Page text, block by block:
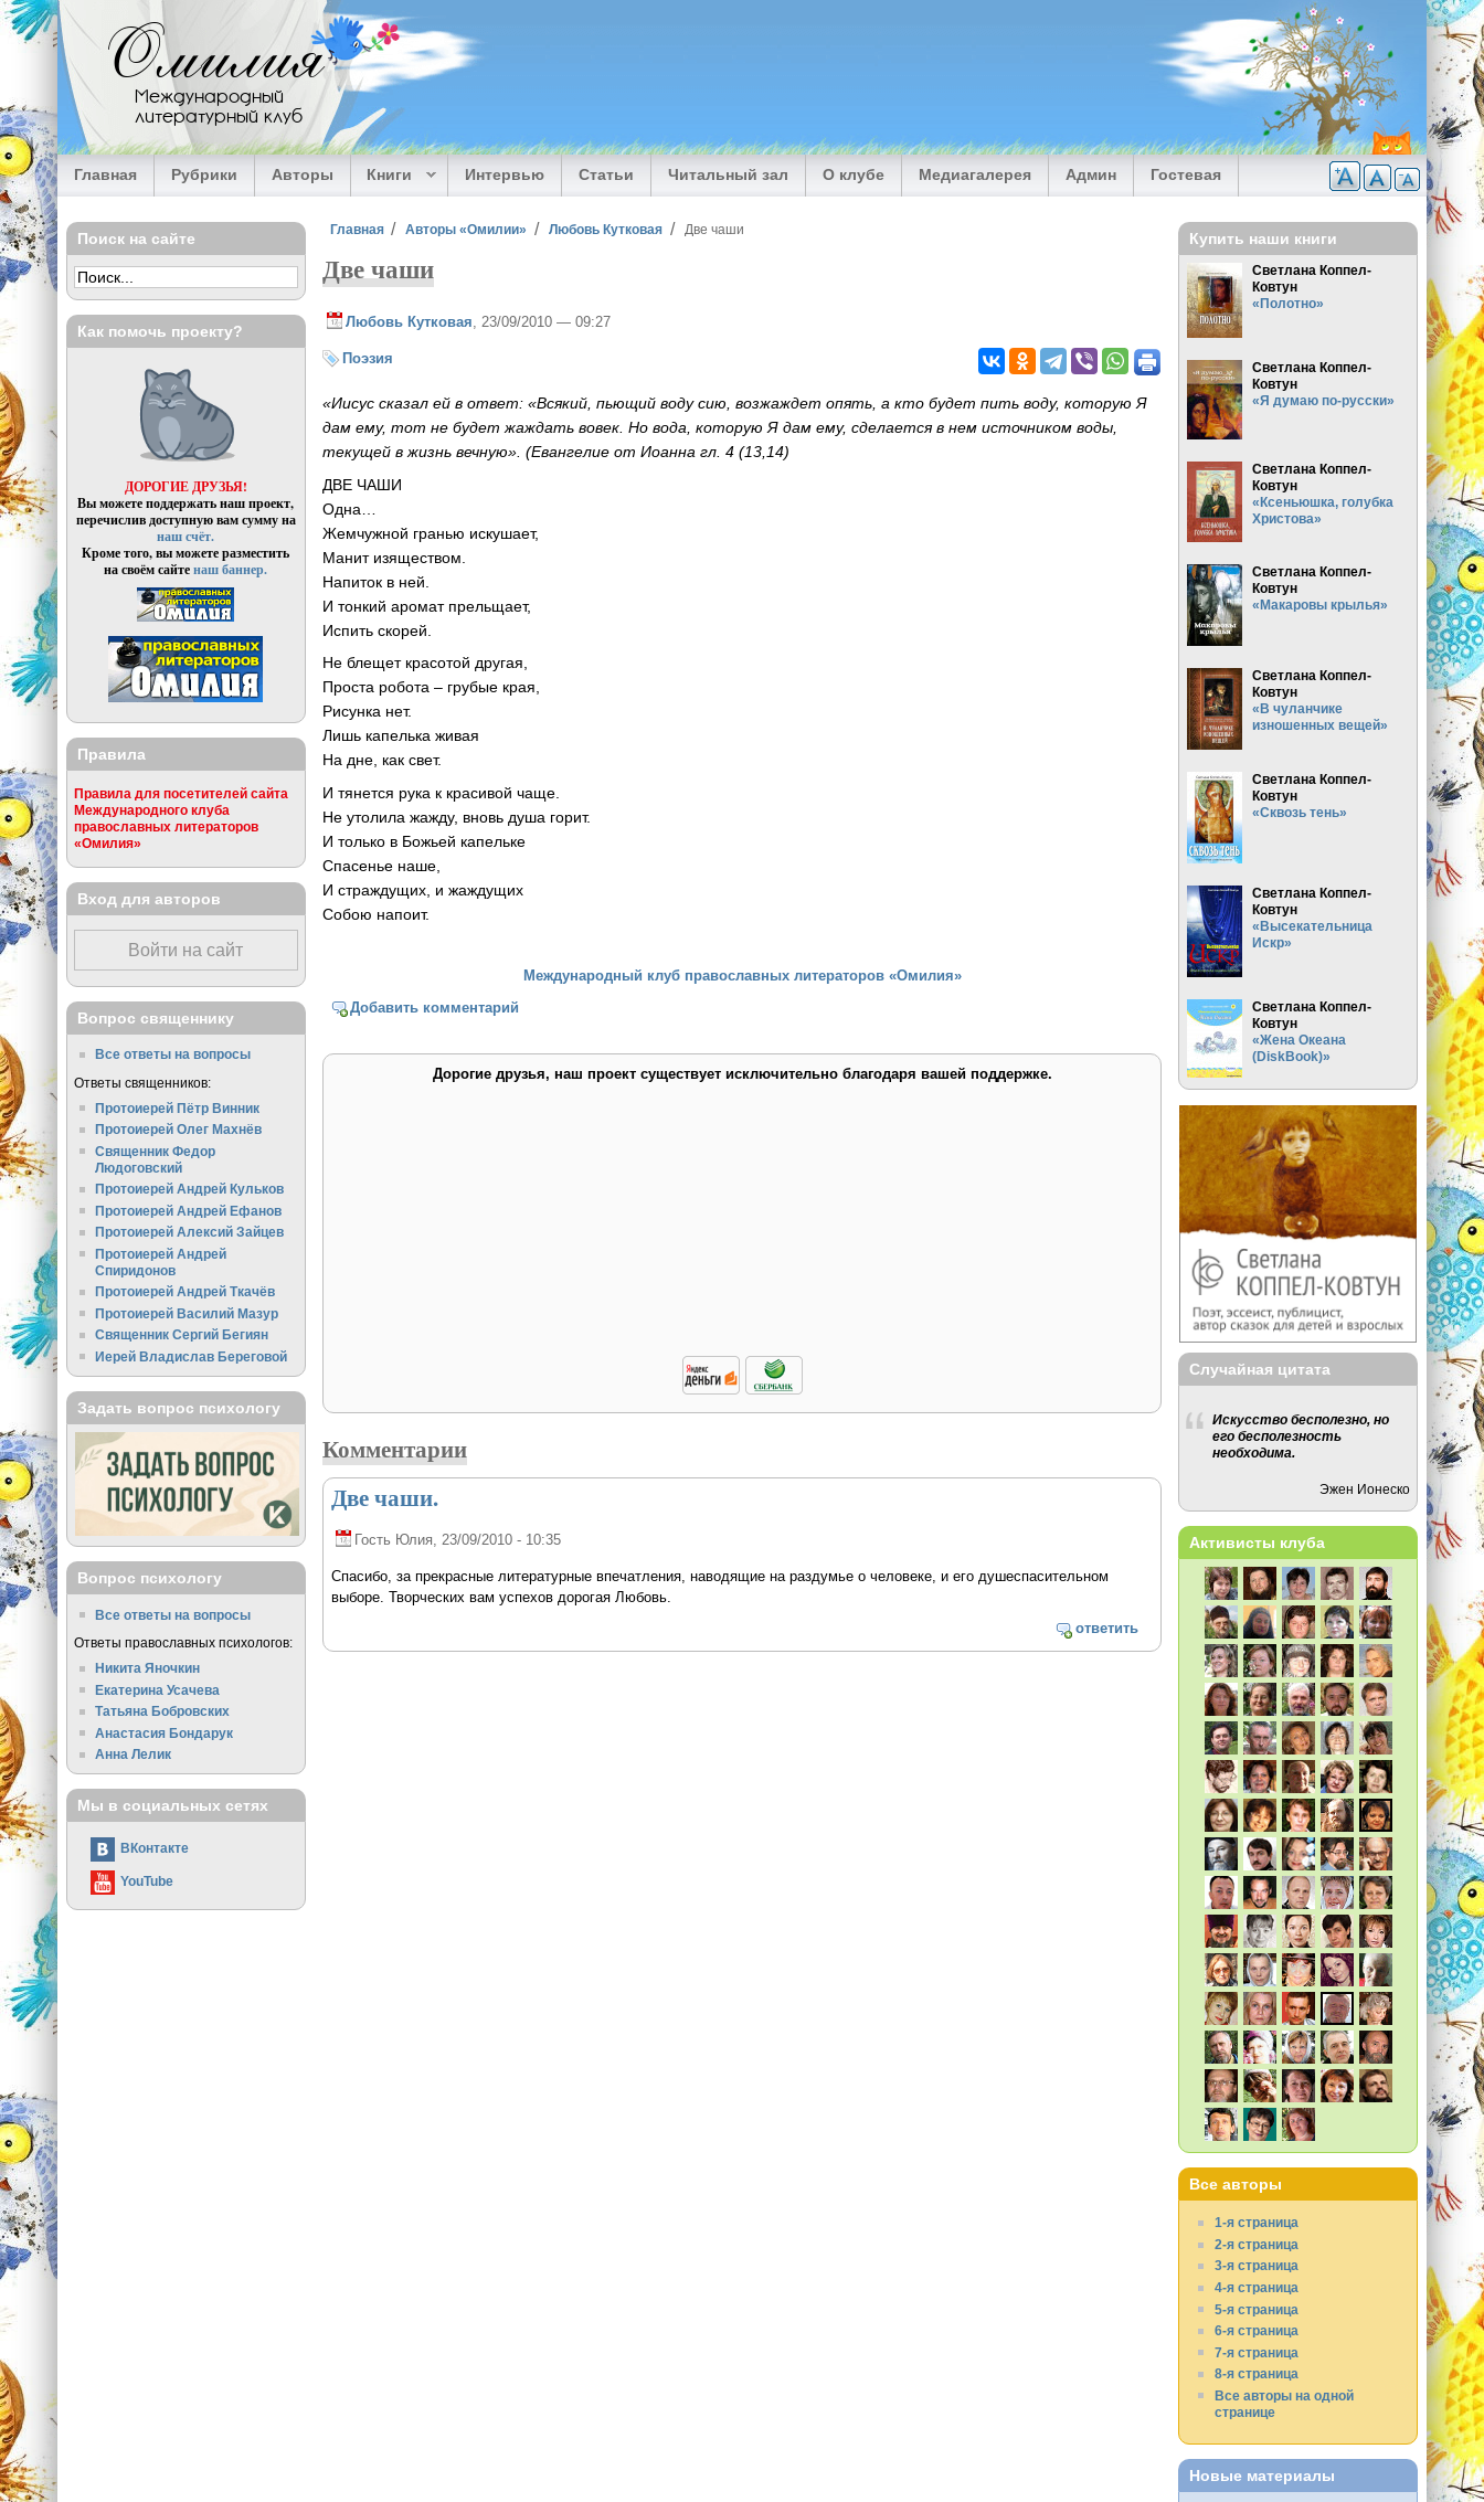
Перейти к основному содержанию
Омилия
Международный
литературный клуб
Главная Рубрики Авторы Книги Интервью Статьи Читальный зал О клубе Медиагалерея Админ Гостевая
Вы здесь
Главная Авторы «Омилии» Любовь Кутковая Две чаши
Две чаши
Любовь Кутковая , 23/09/2010 — 09:27
Поэзия
«Иисус сказал ей в ответ: «Всякий, пьющий воду сию, возжаждет опять, а кто будет пить воду, которую Я
дам ему, тот не будет жаждать вовек. Но вода, которую Я дам ему, сделается в нем источником воды,
текущей в жизнь вечную». (Евангелие от Иоанна гл. 4 (13,14)
ДВЕ ЧАШИ
Одна…
Жемчужной гранью искушает,
Манит изяществом.
Напиток в ней.
И тонкий аромат прельщает,
Испить скорей.
Не блещет красотой другая,
Проста робота – грубые края,
Рисунка нет.
Лишь капелька живая
На дне, как свет.
И тянется рука к красивой чаще.
Не утолила жажду, вновь душа горит.
И только в Божьей капельке
Спасенье наше,
И страждущих, и жаждущих
Собою напоит.
Международный клуб православных литераторов «Омилия»
Добавить комментарий
Дорогие друзья, наш проект существует исключительно благодаря вашей поддержке.
Комментарии
Две чаши.
Гость Юлия , 23/09/2010 - 10:35
Cпасибо, за прекрасные литературные впечатления, наводящие на раздумье о человеке, и его душеспасительном
выборе. Творческих вам успехов дорогая Любовь.
ответить
Поиск на сайте
Как помочь проекту?
ДОРОГИЕ ДРУЗЬЯ!
Вы можете поддержать наш проект,
перечислив доступную вам сумму на
наш счёт.
Кроме того, вы можете разместить
на своём сайтенаш баннер.
Правила
Правила для посетителей сайта
Международного клуба
православных литераторов
«Омилия»
Вход для авторов
Войти на сайт
Вопрос священнику
Все ответы на вопросы
Ответы священников:
Протоиерей Пётр Винник
Протоиерей Олег Махнёв
Священник Федор
Людоговский
Протоиерей Андрей Кульков
Протоиерей Андрей Ефанов
Протоиерей Алексий Зайцев
Протоиерей Андрей
Спиридонов
Протоиерей Андрей Ткачёв
Протоиерей Василий Мазур
Священник Сергий Бегиян
Иерей Владислав Береговой
Задать вопрос психологу
Вопрос психологу
Все ответы на вопросы
Ответы православных психологов:
Никита Яночкин
Екатерина Усачева
Татьяна Бобровских
Анастасия Бондарук
Анна Лелик
Мы в социальных сетях
ВКонтакте
YouTube
Купить наши книги
Светлана Коппел-
Ковтун
«Полотно»
Светлана Коппел-
Ковтун
«Я думаю по-русски»
Светлана Коппел-
Ковтун
«Ксеньюшка, голубка
Христова»
Светлана Коппел-
Ковтун
«Макаровы крылья»
Светлана Коппел-
Ковтун
«В чуланчике
изношенных вещей»
Светлана Коппел-
Ковтун
«Сквозь тень»
Светлана Коппел-
Ковтун
«Высекательница
Искр»
Светлана Коппел-
Ковтун
«Жена Океана
(DiskBook)»
Случайная цитата
Искусство бесполезно, но
его бесполезность
необходима.
Эжен Ионеско
Активисты клуба
Все авторы
1-я страница
2-я страница
3-я страница
4-я страница
5-я страница
6-я страница
7-я страница
8-я страница
Все авторы на одной
странице
Новые материалы